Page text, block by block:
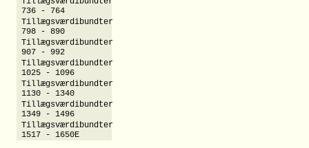
736 - 764
Tillægsværdibundter
798 - 890
Tillægsværdibundter
907 - 992
Tillægsværdibundter
1025 - 1096
Tillægsværdibundter
1130 - 1340
Tillægsværdibundter
1349 - 1496
Tillægsværdibundter
1517 - 1650E